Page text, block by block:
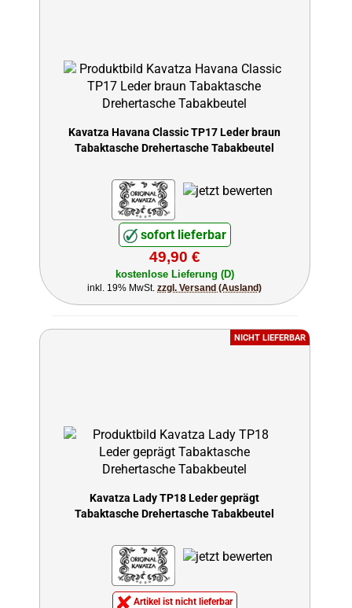
Kavatza Havana Classic TP17 Leder braun
Tabaktasche Drehertasche Tabakbeutel
sofort lieferbar
49,90 €
kostenlose Lieferung (D)
inkl. 19% MwSt.zzgl. Versand (Ausland)
NICHT LIEFERBAR
Kavatza Lady TP18 Leder geprägt
Tabaktasche Drehertasche Tabakbeutel
Artikel ist nicht lieferbar